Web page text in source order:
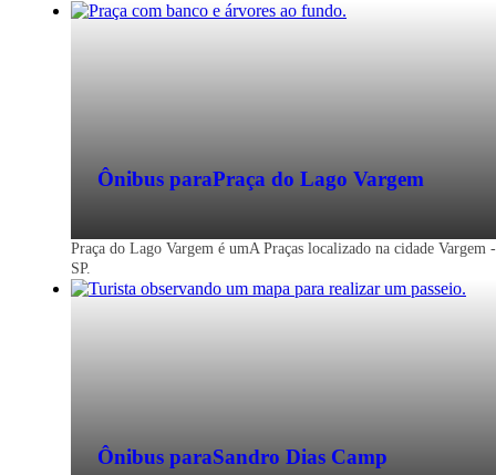
Ônibus paraPraça do Lago Vargem
Praça do Lago Vargem é umA Praças localizado na cidade Vargem -
SP.
Ônibus paraSandro Dias Camp